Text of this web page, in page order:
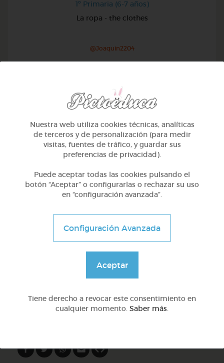
1º Primaria (6-7 años)
La ropa - the clothes
@Joaquin2204
Otros
Sílabas trabadas
DOCS (5)
Nuestra web utiliza cookies técnicas, analíticas
de terceros y de personalización (para medir
visitas, fuentes de tráfico, y guardar sus
preferencias de privacidad).
Puede aceptar todas las cookies pulsando el
botón “Aceptar” o configurarlas o rechazar su uso
en “configuración avanzada”.
Configuración Avanzada
Aceptar
Tiene derecho a revocar este consentimiento en
cualquier momento. Saber más.